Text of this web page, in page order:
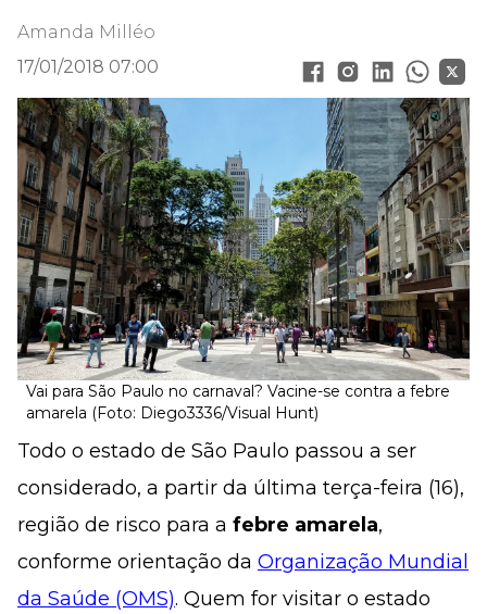
Amanda Milléo
17/01/2018 07:00
Vai para São Paulo no carnaval? Vacine-se contra a febre
amarela (Foto: Diego3336/Visual Hunt)
Todo o estado de São Paulo passou a ser
considerado, a partir da última terça-feira (16),
região de risco para a febre amarela,
conforme orientação da Organização Mundial
da Saúde (OMS). Quem for visitar o estado